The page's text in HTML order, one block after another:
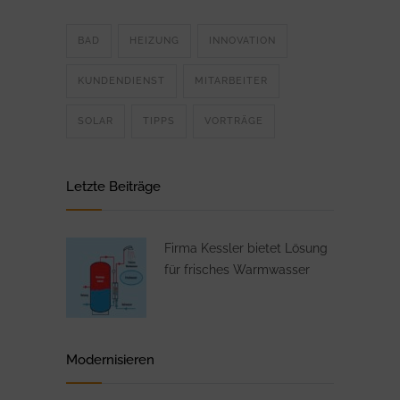
BAD HEIZUNG INNOVATION
KUNDENDIENST MITARBEITER
SOLAR TIPPS VORTRÄGE
Letzte Beiträge
Firma Kessler bietet Lösung
für frisches Warmwasser
Modernisieren